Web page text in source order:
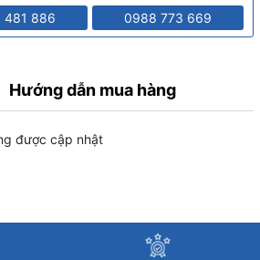
481 886 0988 773 669
Hướng dẫn mua hàng
được cập nhật